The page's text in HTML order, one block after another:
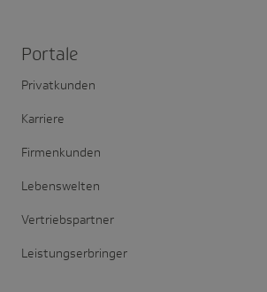
Portale
Privatkunden
Karriere
Firmenkunden
Lebenswelten
Vertriebspartner
Leistungserbringer